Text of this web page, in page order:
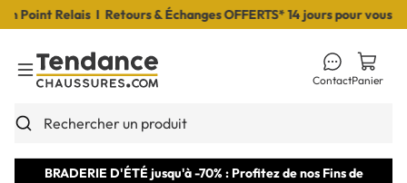
Relais I Retours & Échanges OFFERTS* 14 jours pour vous
Toggle Menu
Rechercher un produit
ContactPanier
BRADERIE D'ÉTÉ jusqu'à -70% : Profitez de nos Fins de